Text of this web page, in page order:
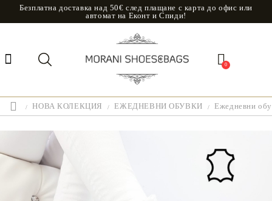
Безплатна доставка над 50€ след плащане с карта до офис или
автомат на Еконт и Спиди!
0
НОВА КОЛЕКЦИЯ ЕЖЕДНЕВНИ ОБУВКИ Ежедневни